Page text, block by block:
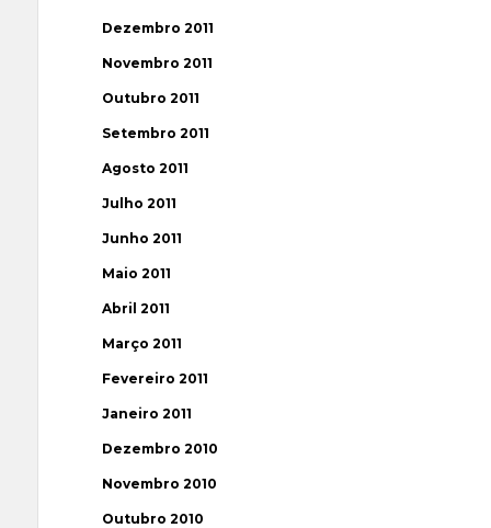
Dezembro 2011
Novembro 2011
Outubro 2011
Setembro 2011
Agosto 2011
Julho 2011
Junho 2011
Maio 2011
Abril 2011
Março 2011
Fevereiro 2011
Janeiro 2011
Dezembro 2010
Novembro 2010
Outubro 2010